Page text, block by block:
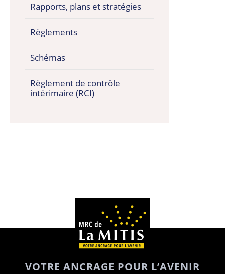
Rapports, plans et stratégies
Règlements
Schémas
Règlement de contrôle
intérimaire (RCI)
VOTRE ANCRAGE POUR L’AVENIR